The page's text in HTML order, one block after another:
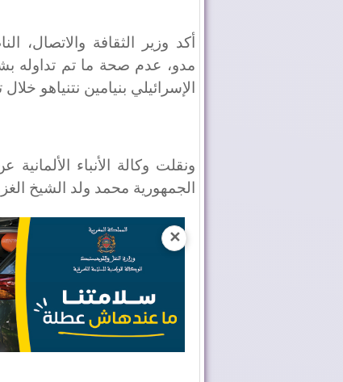
أكد وزير الثقافة والاتصال،
مدو، عدم صحة ما تم تداوله
الإسرائيلي بنيامين نتنياهو
ونقلت وكالة الأنباء
الجمهورية محمد ولد الشيخ
✕